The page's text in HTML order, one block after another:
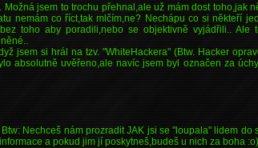
jsem to trochu přehnal,ale už mám dost toho,jak
nemám co říct,tak mlčím,ne? Nechápu co si někteří
toho aby poradili,nebo se objektivně vyjádřili.. Ale
jsem si hrál na tzv. "WhiteHackera" (Btw. Hacker
absolutně uvěřeno,ale navíc jsem byl označen za
Nechceš nám prozradit JAK jsi se "loupala" lidem do
a pokud jim jí poskytneš,budeš u nich za boha :o)